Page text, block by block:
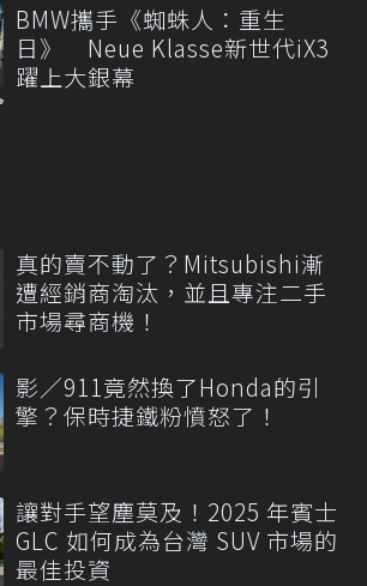
BMW攜手《蜘蛛人：重生
日》 Neue Klasse新世代iX3
躍上大銀幕
真的賣不動了？Mitsubishi漸
遭經銷商淘汰，並且專注二手
市場尋商機！
影／911竟然換了Honda的引
擎？保時捷鐵粉憤怒了！
讓對手望塵莫及！2025 年賓士
GLC 如何成為台灣 SUV 市場的
最佳投資